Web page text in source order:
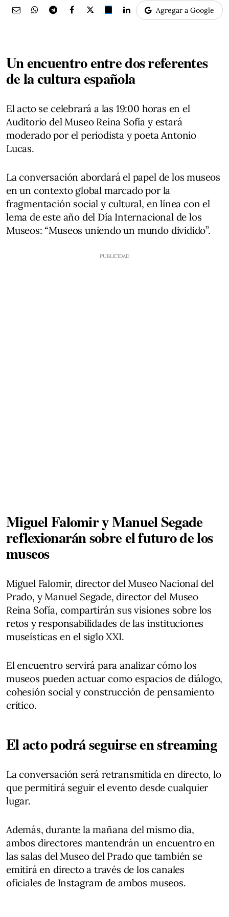
Agregar a Google
Un encuentro entre dos referentes
de la cultura española
El acto se celebrará a las 19:00 horas en el
Auditorio del Museo Reina Sofía y estará
moderado por el periodista y poeta Antonio
Lucas.
La conversación abordará el papel de los museos
en un contexto global marcado por la
fragmentación social y cultural, en línea con el
lema de este año del Día Internacional de los
Museos: “Museos uniendo un mundo dividido”.
Miguel Falomir y Manuel Segade
reflexionarán sobre el futuro de los
museos
Miguel Falomir, director del Museo Nacional del
Prado, y Manuel Segade, director del Museo
Reina Sofía, compartirán sus visiones sobre los
retos y responsabilidades de las instituciones
museísticas en el siglo XXI.
El encuentro servirá para analizar cómo los
museos pueden actuar como espacios de diálogo,
cohesión social y construcción de pensamiento
crítico.
El acto podrá seguirse en streaming
La conversación será retransmitida en directo, lo
que permitirá seguir el evento desde cualquier
lugar.
Además, durante la mañana del mismo día,
ambos directores mantendrán un encuentro en
las salas del Museo del Prado que también se
emitirá en directo a través de los canales
oficiales de Instagram de ambos museos.